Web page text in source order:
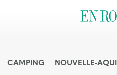
CAMPING NOUVELLE-